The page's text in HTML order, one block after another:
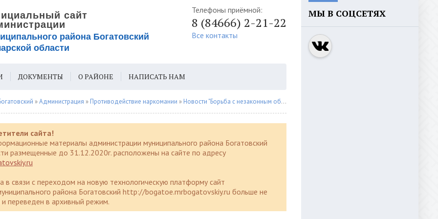
Телефоны приёмной:
8 (84666) 2-21-22
Все контакты
ДОКУМЕНТЫ О РАЙОНЕ НАПИСАТЬ НАМ
ДЛЯ СЛАБОВИДЯЩИХ
»Администрация » Противодействие наркомании » Новости "Борьба с незаконным оборотом наркоти
сайта!
материалы администрации муниципального района Богатовский
размещенные до 31.12.2020г. расположены на сайте по адресу
в связи с переходом на новую технологическую платформу сайт
района Богатовский http://bogatoe.mrbogatovskiy.ru больше не
переведен в архивный режим.
МЫ В СОЦСЕТЯХ